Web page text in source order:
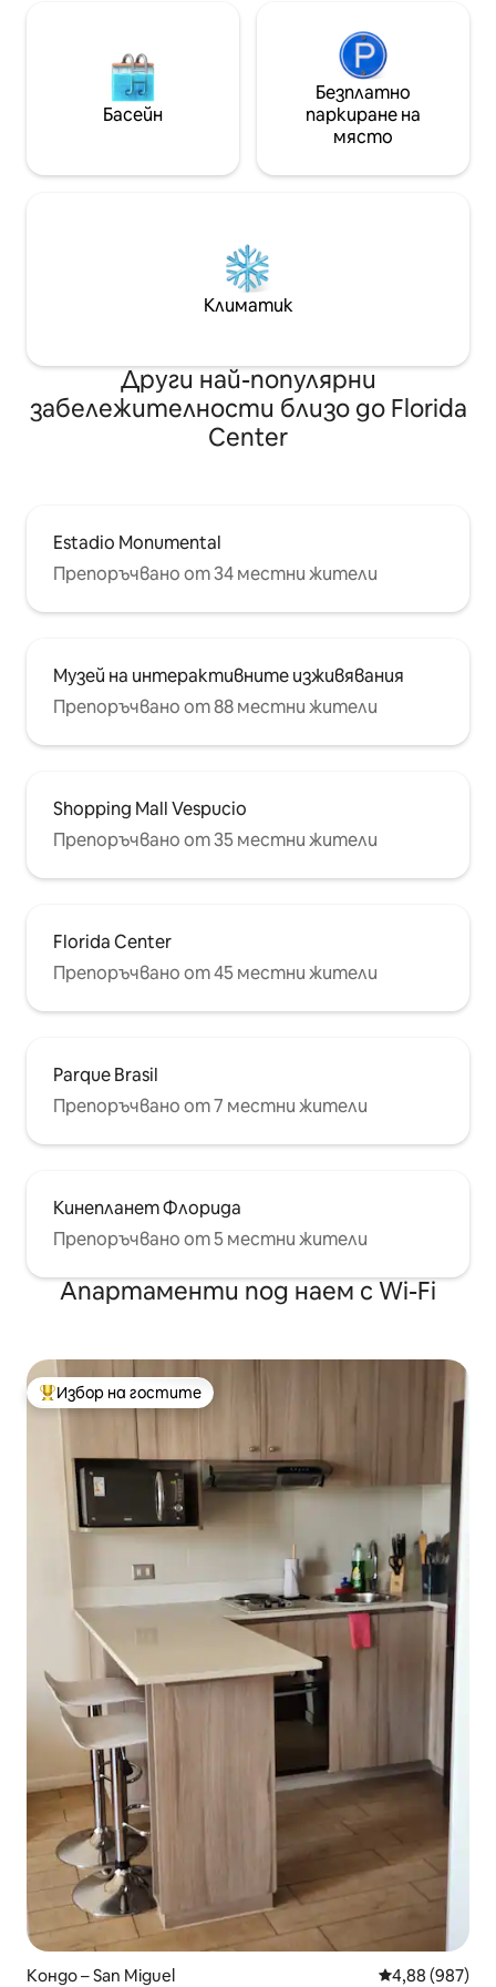
Басейн
Безплатно
паркиране на
място
Климатик
Други най-популярни
забележителности близо до Florida
Center
Estadio Monumental
Препоръчвано от 34 местни жители
Музей на интерактивните изживявания
Препоръчвано от 88 местни жители
Shopping Mall Vespucio
Препоръчвано от 35 местни жители
Florida Center
Препоръчвано от 45 местни жители
Parque Brasil
Препоръчвано от 7 местни жители
Кинепланет Флорида
Препоръчвано от 5 местни жители
Апартаменти под наем с Wi-Fi
Най-популярен избор на гостите
Избор на гостите
Кондо – San Miguel Средна
4,88 (987)